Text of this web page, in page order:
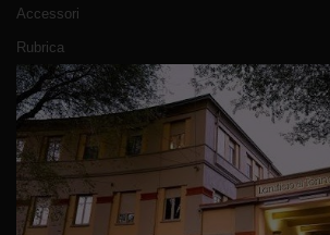
Accessori
Rubrica